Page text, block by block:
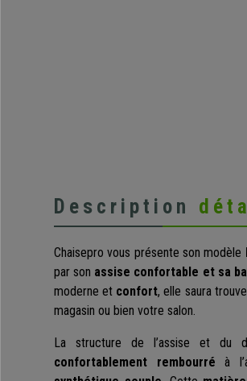
Description
Chaisepro vous présente son modèle
par son assise confortable et sa
moderne et confort, elle saura
magasin ou bien votre salon.
La structure de l’assise et du
confortablement rembourré à